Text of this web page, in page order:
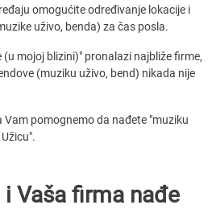
omogućite određivanje lokacije i
uživo, benda) za čas posla.
(u mojoj blizini)" pronalazi najbliže firme,
(muziku uživo, bend) nikada nije
Vam pomognemo da nađete "muziku
Vaša firma nađe